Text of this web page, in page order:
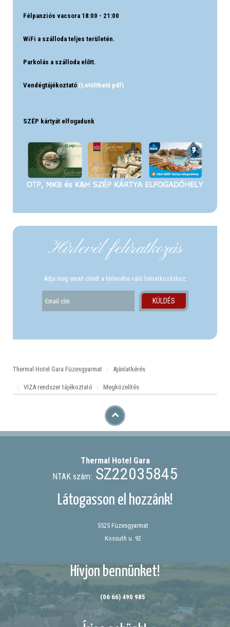
Félpanziós vacsora 18:00 - 21:00
WiFi a szálloda teljes területén.
Parkolás a szálloda előtt.
Vendégtájékoztató (Letölthető pdf)
SZÉP kártyát elfogadunk
Hírlevél felíratkozás
Adja meg email címét a hírlevélre való feliratkozáshoz.
Thermal Hotel Gara Füzesgyarmat Ajánlatkérés
VIZA rendszer tájékoztató Megközelítés
Thermal Hotel Gara
NTAK szám: SZ22035845
Látogasson el hozzánk!
5525 Füzesgyarmat
Kossuth u. 92
Hívjon bennünket!
(06 66) 490 985